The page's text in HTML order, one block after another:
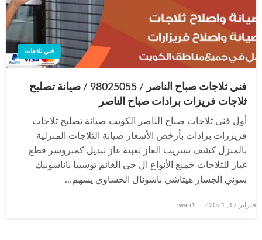
فني ثلاجات
فني ثلاجات صباح الناصر / 98025055 / صيانة تصليح
ثلاجات فريزات برادات صباح الناصر
أول فني ثلاجات صباح الناصر الكويت صيانة تصليح ثلاجات
فريزرات برادات بأرخص الأسعار صيانة الثلاجات المنزلية
بالمنزل كشف تسريب الغاز تعبئة غاز تبديل كمبروسر قطع
غيار للثلاجات جميع الأنواع ال جي الغانم توشيبا باناسونيك
سوني الجسار هيتاشي ناشونال الحساوي يسهم…
نُشر
فبراير 17, 2021 rwan1